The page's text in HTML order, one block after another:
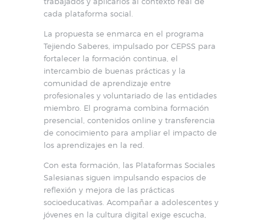
cada plataforma social.
La propuesta se enmarca en el programa
Tejiendo Saberes, impulsado por CEPSS para
fortalecer la formación continua, el
intercambio de buenas prácticas y la
comunidad de aprendizaje entre
profesionales y voluntariado de las entidades
miembro. El programa combina formación
presencial, contenidos online y transferencia
de conocimiento para ampliar el impacto de
los aprendizajes en la red.
Con esta formación, las Plataformas Sociales
Salesianas siguen impulsando espacios de
reflexión y mejora de las prácticas
socioeducativas. Acompañar a adolescentes y
jóvenes en la cultura digital exige escucha,